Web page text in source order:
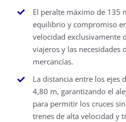
El peralte máximo de 135
equilibrio y compromiso
velocidad exclusivamente
viajeros y las necesidades
mercancías.
La distancia entre los ejes
4,80 m, garantizando el
para permitir los cruces
trenes de alta velocidad y